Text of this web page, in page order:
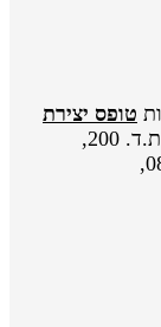
טופס יצירת
, או בכתובת אזור התעשייה ניר צבי, ת.ד. 200,